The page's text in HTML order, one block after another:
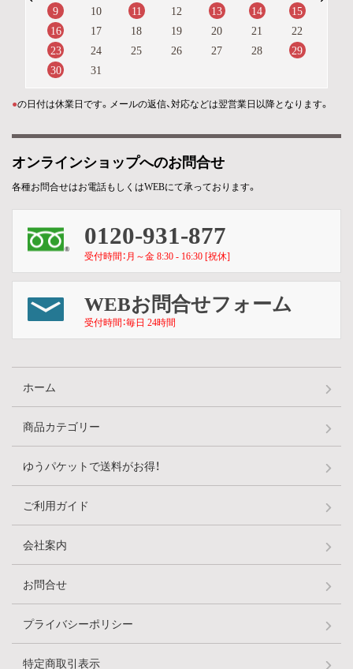
9
10 11 12 13 14
15
16
17 18 19 20 21
22
23
24 25 26 27 28
29
30
31
●の日付は休業日です。メールの返信、対応などは翌営業日以降となります。
オンラインショップへのお問合せ
各種お問合せはお電話もしくはWEBにて承っております。
0120-931-877
受付時間：月～金 8:30 - 16:30 [祝休]
WEBお問合せフォーム
受付時間：毎日 24時間
ホーム
商品カテゴリー
ゆうパケットで送料がお得！
ご利用ガイド
会社案内
お問合せ
プライバシーポリシー
特定商取引表示